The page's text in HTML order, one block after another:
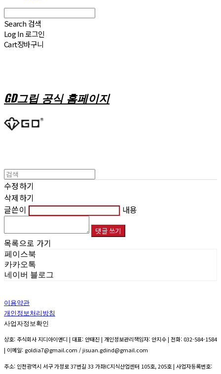
Search 검색
Log In로그인
Cart장바구니
GD그립 공식 홈페이지
수정하기
삭제하기
글쓴이
내용
댓글 쓰기
목록으로 가기
페이스북
카카오톡
네이버 블로그
이용약관
개인정보처리방침
사업자정보확인
상호: 주식회사 지디아이앤디 | 대표: 안태진 | 개인정보관리책임자: 안지수 | 전화: 032-584-1584
| 이메일: goldia7@gmail.com / jisuan.gdind@gmail.com
주소: 인천광역시 서구 가정로 37번길 33 가좌IC지식산업센터 105호, 205호 | 사업자등록번호: